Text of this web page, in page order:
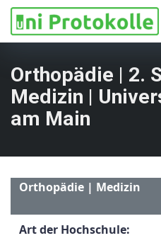
Orthopädie | 2.
Medizin |
am Main
Orthopädie | Medizin
Art der Hochschule: